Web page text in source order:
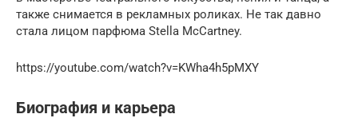
также снимается в рекламных роликах. Не так давно
стала лицом парфюма Stella McCartney.
https://youtube.com/watch?v=KWha4h5pMXY
Биография и карьера